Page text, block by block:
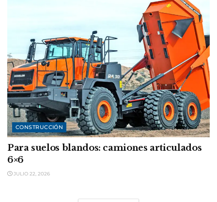
CONSTRUCCIÓN
Para suelos blandos: camiones articulados
6×6
JULIO 22, 2026